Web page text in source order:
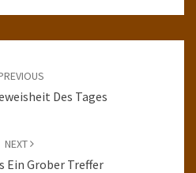
Des Tages
NEXT
Ein Grober Treffer